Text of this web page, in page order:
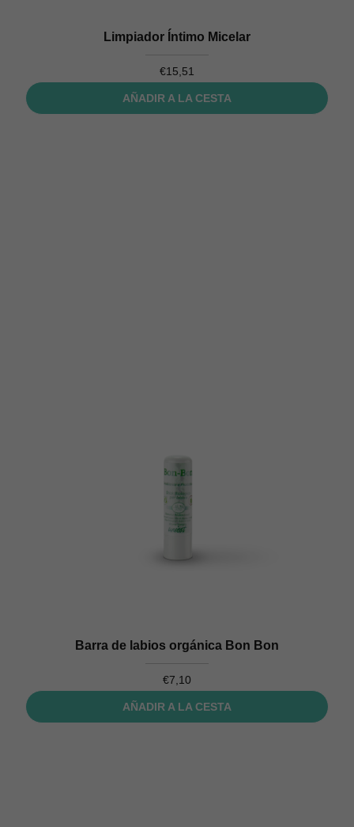
Limpiador Íntimo Micelar
€15,51
AÑADIR A LA CESTA
Barra de labios orgánica Bon Bon
€7,10
AÑADIR A LA CESTA